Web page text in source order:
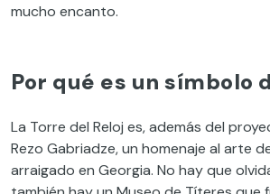
mucho encanto.
Por qué es un símbolo
La Torre del Reloj es, además del
Rezo Gabriadze, un homenaje al arte
arraigado en Georgia. No hay que